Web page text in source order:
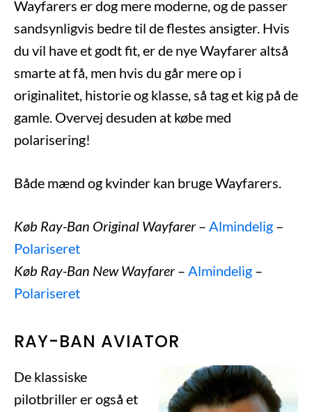
Wayfarers er dog mere moderne, og de passer
sandsynligvis bedre til de flestes ansigter. Hvis
du vil have et godt fit, er de nye Wayfarer altså
smarte at få, men hvis du går mere op i
originalitet, historie og klasse, så tag et kig på de
gamle. Overvej desuden at købe med
polarisering!
Både mænd og kvinder kan bruge Wayfarers.
Køb Ray-Ban Original Wayfarer– Almindelig –
Polariseret
Køb Ray-Ban New Wayfarer– Almindelig –
Polariseret
RAY-BAN AVIATOR
De klassiske
pilotbriller er også et